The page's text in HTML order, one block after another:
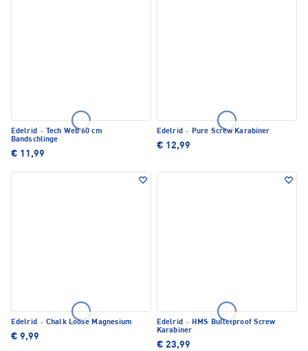
Edelrid ·
Tech Web 60 cm
Bandschlinge
€ 11,99
Edelrid · Pure Screw Karabiner
€ 12,99
Edelrid · Chalk Loose Magnesium
€ 9,99
Edelrid · HMS Bulletproof Screw
Karabiner
€ 23,99